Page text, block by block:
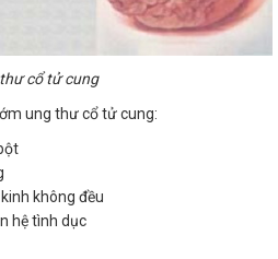
cổ tử cung
ung thư cổ tử cung:
không đều
hệ tình dục